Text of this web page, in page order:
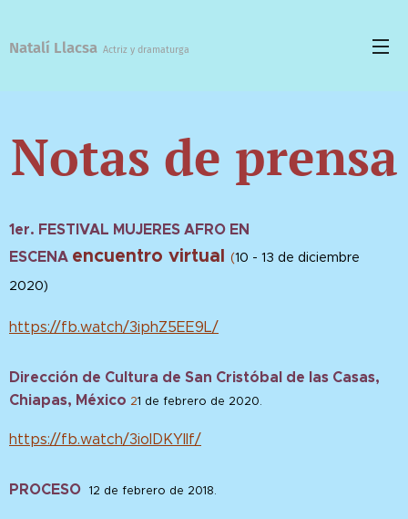
Natalí Llacsa Actriz y dramaturga
Notas de prensa
1er. FESTIVAL MUJERES AFRO EN
ESCENA encuentro virtual (10 - 13 de diciembre
2020)
https://fb.watch/3iphZ5EE9L/
Dirección de Cultura de San Cristóbal de las Casas,
Chiapas, México 21 de febrero de 2020.
https://fb.watch/3ioIDKYlIf/
PROCESO 12 de febrero de 2018.